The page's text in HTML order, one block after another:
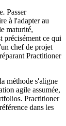
Passer
à l'adapter au
maturité,
précisément ce qui
chef de projet
Practitioner
méthode s'aligne
agile assumée,
Practitioner
dans les